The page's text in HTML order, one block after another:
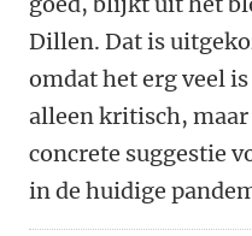
Dillen. Dat is
omdat het erg veel
alleen kritisch,
concrete suggestie
in de huidige